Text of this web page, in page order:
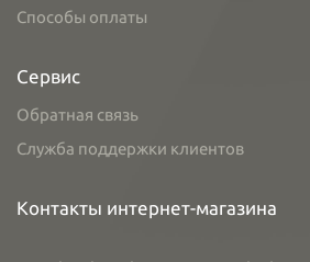
Способы оплаты
Сервис
Обратная связь
Служба поддержки клиентов
Контакты интернет-магазина